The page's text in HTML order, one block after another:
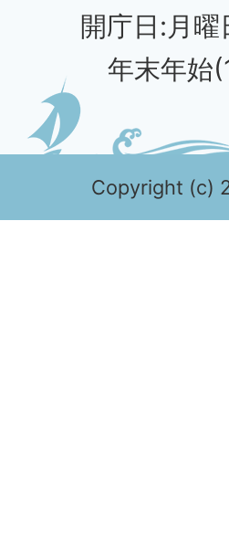
開庁日:月
年末年始
Copyright (c)